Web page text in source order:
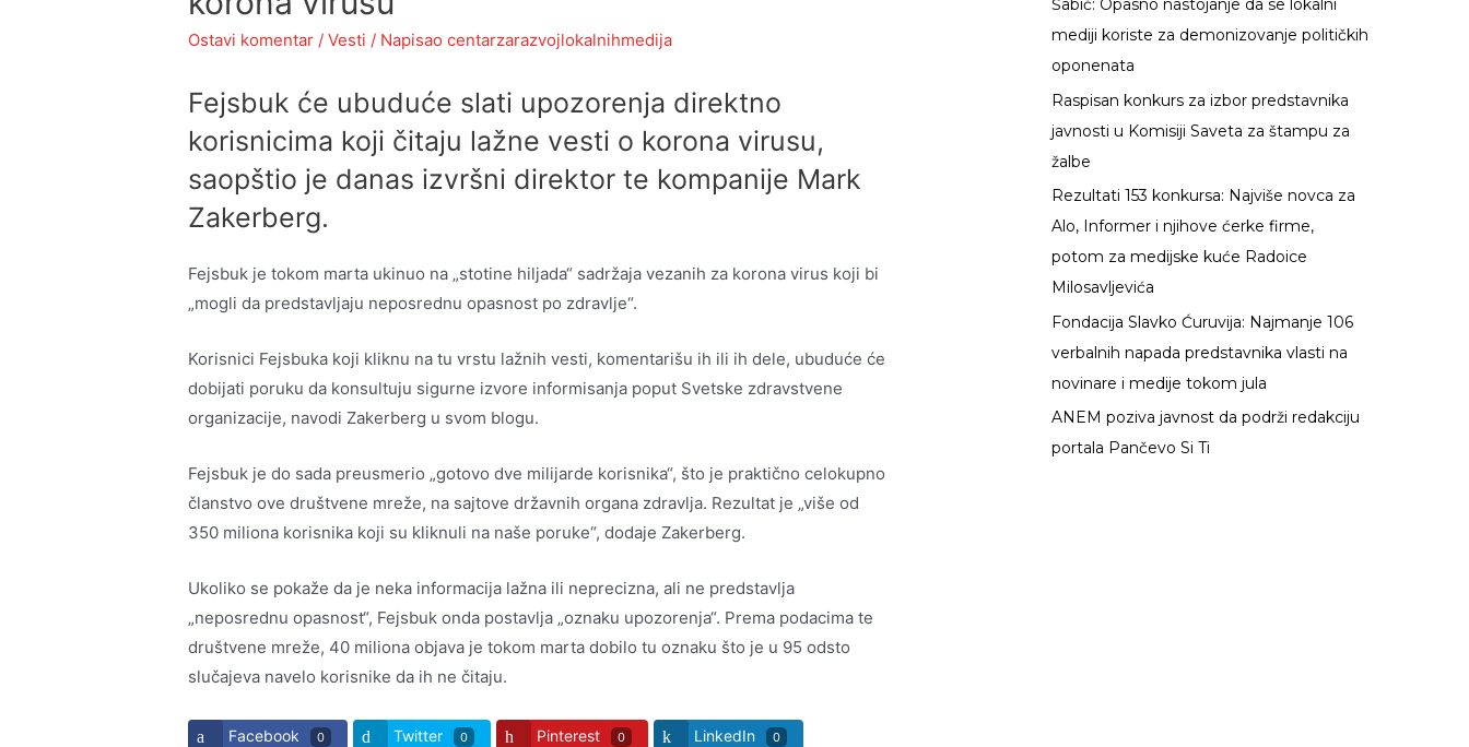
Ostavi komentar /Vesti / Napisao centarzarazvojlokalnihmedija
Fejsbuk će ubuduće slati upozorenja direktno
korisnicima koji čitaju lažne vesti o korona virusu,
saopštio je danas izvršni direktor te kompanije Mark
Zakerberg.
Fejsbuk je tokom marta ukinuo na „stotine hiljada“ sadržaja vezanih za korona virus koji bi
„mogli da predstavljaju neposrednu opasnost po zdravlje“.
Korisnici Fejsbuka koji kliknu na tu vrstu lažnih vesti, komentarišu ih ili ih dele, ubuduće će
dobijati poruku da konsultuju sigurne izvore informisanja poput Svetske zdravstvene
organizacije, navodi Zakerberg u svom blogu.
Fejsbuk je do sada preusmerio „gotovo dve milijarde korisnika“, što je praktično celokupno
članstvo ove društvene mreže, na sajtove državnih organa zdravlja. Rezultat je „više od
350 miliona korisnika koji su kliknuli na naše poruke“, dodaje Zakerberg.
Ukoliko se pokaže da je neka informacija lažna ili neprecizna, ali ne predstavlja
„neposrednu opasnost“, Fejsbuk onda postavlja „oznaku upozorenja“. Prema podacima te
društvene mreže, 40 miliona objava je tokom marta dobilo tu oznaku što je u 95 odsto
slučajeva navelo korisnike da ih ne čitaju.
Facebook 0 Twitter 0 Pinterest 0 LinkedIn 0
g
a
z
a
:
Šabić: Opasno nastojanje da se lokalni
mediji koriste za demonizovanje političkih
oponenata
Raspisan konkurs za izbor predstavnika
javnosti u Komisiji Saveta za štampu za
žalbe
Rezultati 153 konkursa: Najviše novca za
Alo, Informer i njihove ćerke firme,
potom za medijske kuće Radoice
Milosavljevića
Fondacija Slavko Ćuruvija: Najmanje 106
verbalnih napada predstavnika vlasti na
novinare i medije tokom jula
ANEM poziva javnost da podrži redakciju
portala Pančevo Si Ti